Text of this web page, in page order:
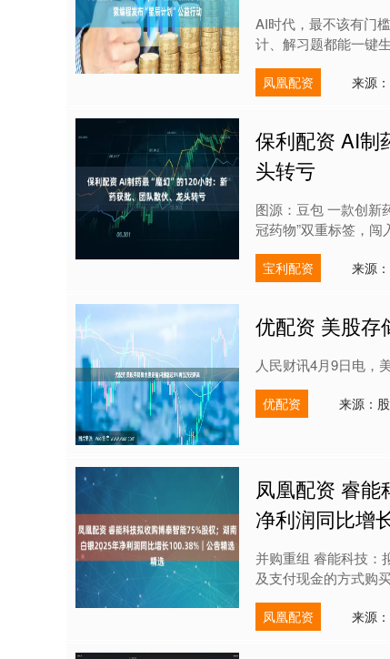
AI时代，最不该有门
计、解习题都能一键
凤凰配资 来源
保利配资 AI制
头转亏
图源：豆包 一款创新
冠药物”双重标签，
宝利配资 来源
优配资 美股存
人民财讯4月9日电，
优配资 来源：
凤凰配资 睿
净利润同比增
并购重组 睿能科技：
及支付现金的方式购
凤凰配资 来源